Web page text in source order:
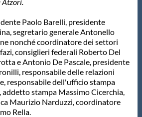
Paolo Barelli, presidente
segretario generale Antonello
nonché coordinatore dei settori
consiglieri federali Roberto Del
e Antonio De Pascale, presidente
responsabile delle relazioni
responsabile dell'ufficio stampa
addetto stampa Massimo Cicerchia,
Maurizio Narduzzi, coordinatore
Rella.